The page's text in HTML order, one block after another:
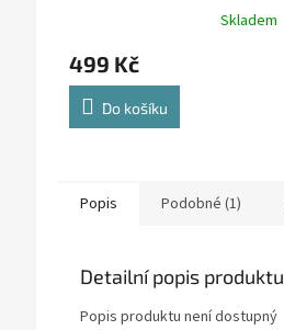
Skladem
499 Kč
Do košíku
Popis Podobné (1)
Detailní popis produktu
Popis produktu není dostupný